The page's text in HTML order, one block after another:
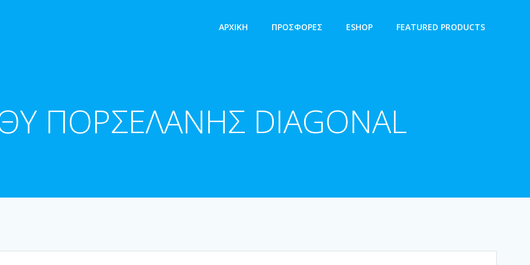
ΑΡΧΙΚΉ ΠΡΟΣΦΟΡΕΣ ESHOP FEATURED PRODUCTS
ΠΟΡΣΕΛΑΝΗΣ DIAGONAL